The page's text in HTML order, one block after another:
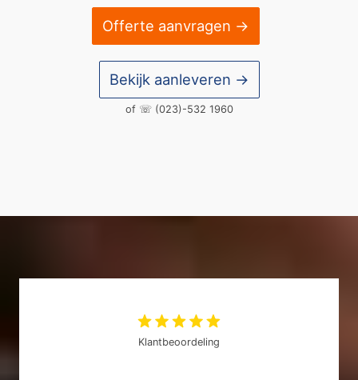
Offerte aanvragen →
Bekijk aanleveren →
of ☏ (023)-532 1960
Klantbeoordeling